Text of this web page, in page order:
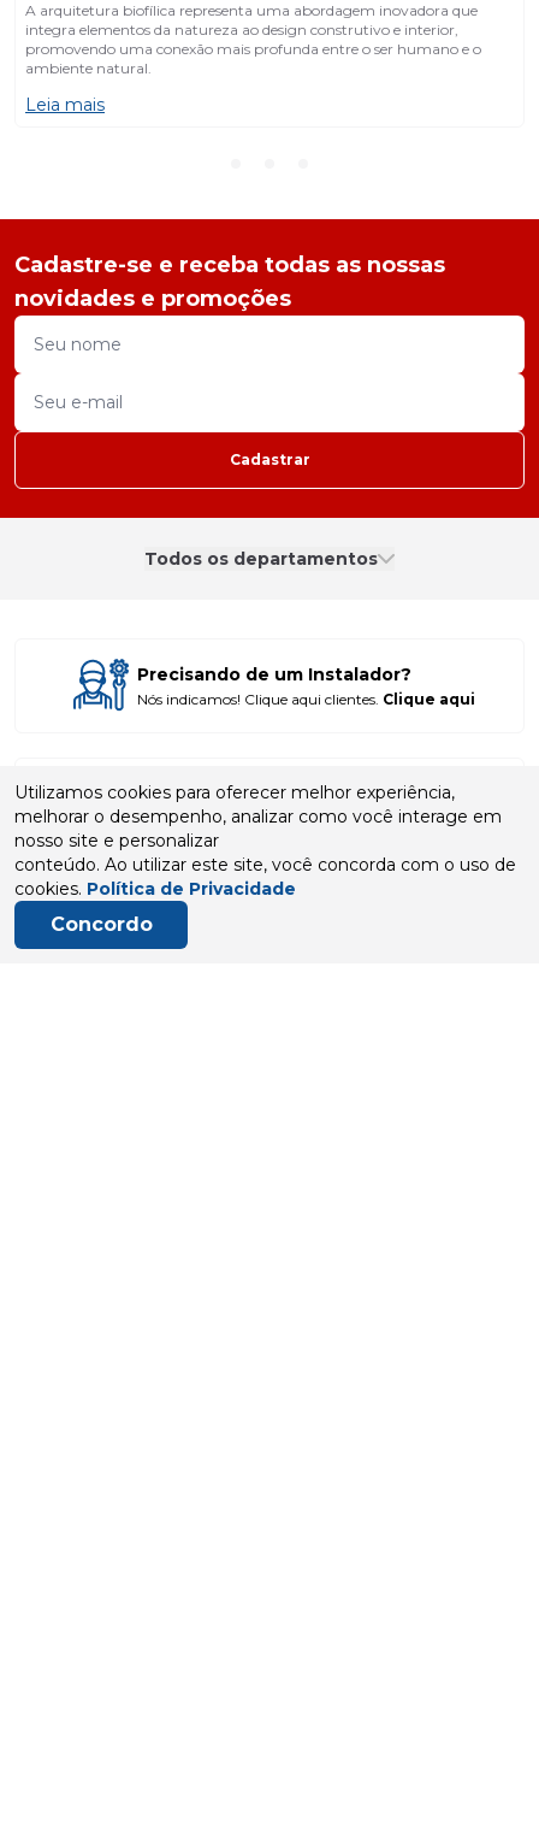
A arquitetura biofílica representa uma abordagem inovadora que
integra elementos da natureza ao design construtivo e interior,
promovendo uma conexão mais profunda entre o ser humano e o
ambiente natural.
Leia mais
Cadastre-se e receba todas as nossas
novidades e promoções
Cadastrar
Todos os departamentos
Precisando de um Instalador?
Nós indicamos! Clique aqui clientes. Clique aqui
Satisfação Garantida
Veja as avaliações dos nossos clientes.Clique aqui
Faça você mesmo!
Utilizamos cookies para oferecer melhor experiência,
melhorar o desempenho, analizar como você interage em
nosso site e personalizar
conteúdo. Ao utilizar este site, você concorda com o uso de
cookies. Política de Privacidade
Concordo